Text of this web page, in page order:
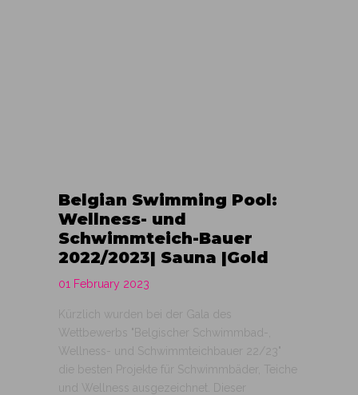
Belgian Swimming Pool:
Wellness- und
Schwimmteich-Bauer
2022/2023| Sauna |Gold
01 February 2023
Kürzlich wurden bei der Gala des
Wettbewerbs "Belgischer Schwimmbad-,
Wellness- und Schwimmteichbauer 22/23"
die besten Projekte für Schwimmbäder, Teiche
und Wellness ausgezeichnet. Dieser